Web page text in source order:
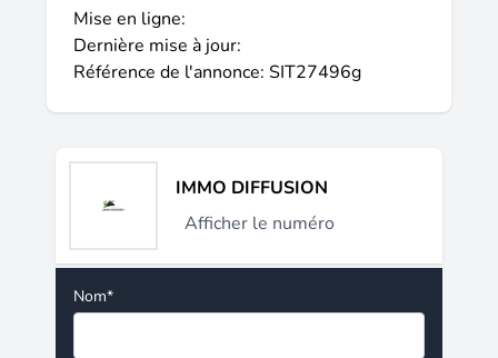
Mise en ligne:
Dernière mise à jour:
Référence de l'annonce: SIT27496g
IMMO DIFFUSION
Afficher le numéro
Nom*